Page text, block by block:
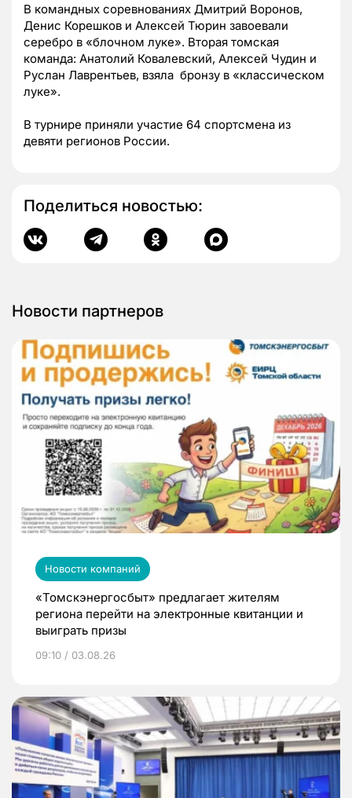
В командных соревнованиях Дмитрий Воронов,
Денис Корешков и Алексей Тюрин завоевали
серебро в «блочном луке». Вторая томская
команда: Анатолий Ковалевский, Алексей Чудин и
Руслан Лаврентьев, взяла бронзу в «классическом
луке».
В турнире приняли участие 64 спортсмена из
девяти регионов России.
Поделиться новостью:
Новости партнеров
Новости компаний
«Томскэнергосбыт» предлагает жителям
региона перейти на электронные квитанции и
выиграть призы
09:10 / 03.08.26